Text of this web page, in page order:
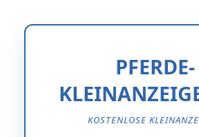
PFERDE-
KOSTENLOSE